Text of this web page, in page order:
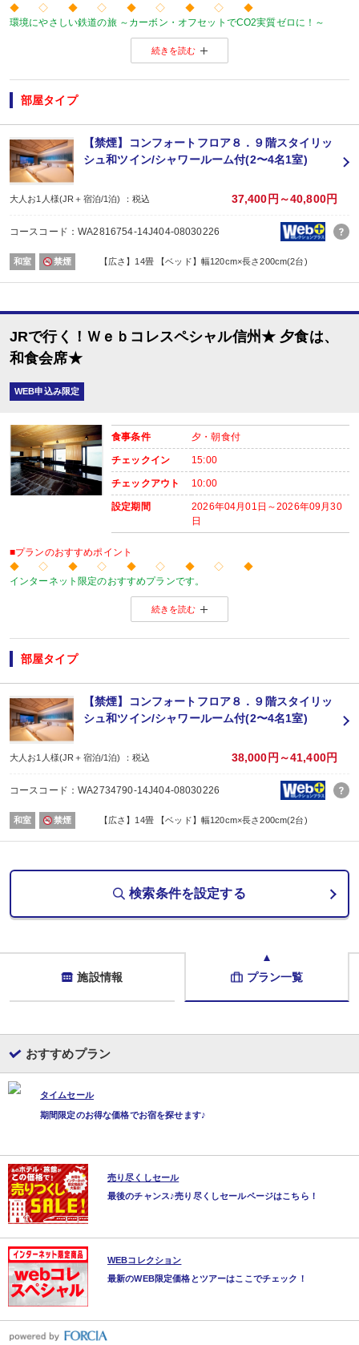
◆ ◇ ◆ ◇ ◆ ◇ ◆ ◇ ◆
環境にやさしい鉄道の旅 ～カーボン・オフセットでCO2実質ゼロに！～
当プランの旅行代金にはカーボン・オフセット代金（J-クレジット代金）が含
旅行の移動で排出されるCO2を埋め合わせ（オフセット）出来る仕組みとなっ
※カーボン・オフセットについて、詳しくはこちらをご覧ください。
◆ ◇ ◆ ◇ ◆ ◇ ◆ ◇ ◆
【お楽しみメニュー】
・売店でご利用いただける売店券１，０００円分付（１室につき滞在中１枚）
■夕食
場所:
レストラン
※夕食開始時間は満席でご希望に添えない場合があります。予めご了承くださ
■朝食
場所:
レストラン
内容:
続きを読む
部屋タイプ
【禁煙】コンフォートフロア８．９階スタイリッ
シュ和ツイン/シャワールーム付(2〜4名1室)
大人お1人様(JR＋宿泊/1泊) ：税込 37,400円～40,800円
コースコード：WA2816754-14J404-08030226
和室 禁煙 【広さ】14畳 【ベッド】幅120cm×長さ200cm(2台)
JRで行く！Ｗｅｂコレスペシャル信州★ 夕食は、
和食会席★
WEB申込み限定
食事条件 夕・朝食付
チェックイン 15:00
チェックアウト 10:00
設定期間
2026年04月01日～2026年09月30
日
■プランのおすすめポイント
◆ ◇ ◆ ◇ ◆ ◇ ◆ ◇ ◆
インターネット限定のおすすめプランです。
温泉旅館から市内のホテルまで人気のお宿をご用意！
※店頭・電話・メールでのお問合せや申込みは出来ません。
◆ ◇ ◆ ◇ ◆ ◇ ◆ ◇ ◆
【お楽しみメニュー】
・売店でご利用いただける売店券１，０００円分付（１室につき滞在中１枚）
■夕食
場所:
レストラン
内容:
和食会席
レストラン
内容:
和洋バイキング
続きを読む
部屋タイプ
【禁煙】コンフォートフロア８．９階スタイリッ
シュ和ツイン/シャワールーム付(2〜4名1室)
大人お1人様(JR＋宿泊/1泊) ：税込 38,000円～41,400円
コースコード：WA2734790-14J404-08030226
和室 禁煙 【広さ】14畳 【ベッド】幅120cm×長さ200cm(2台)
検索条件を設定する
施設情報 プラン一覧
おすすめプラン
タイムセール
期間限定のお得な価格でお宿を探せます♪
売り尽くしセール
最後のチャンス♪売り尽くしセールページはこちら！
WEBコレクション
最新のWEB限定価格とツアーはここでチェック！